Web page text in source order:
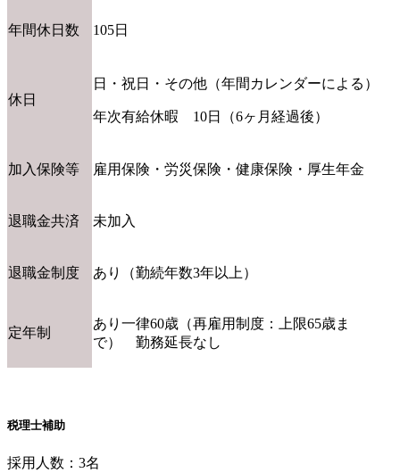
年間休日数 105日
休日
日・祝日・その他（年間カレンダーによる）
年次有給休暇 10日（6ヶ月経過後）
加入保険等 雇用保険・労災保険・健康保険・厚生年金
退職金共済 未加入
退職金制度 あり（勤続年数3年以上）
定年制
あり一律60歳（再雇用制度：上限65歳ま
で） 勤務延長なし
税理士補助
採用人数：3名